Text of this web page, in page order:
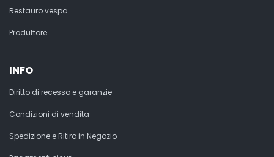
Restauro vespa
Produttore
INFO
Diritto di recesso e garanzie
Condizioni di vendita
Spedizione e Ritiro in Negozio